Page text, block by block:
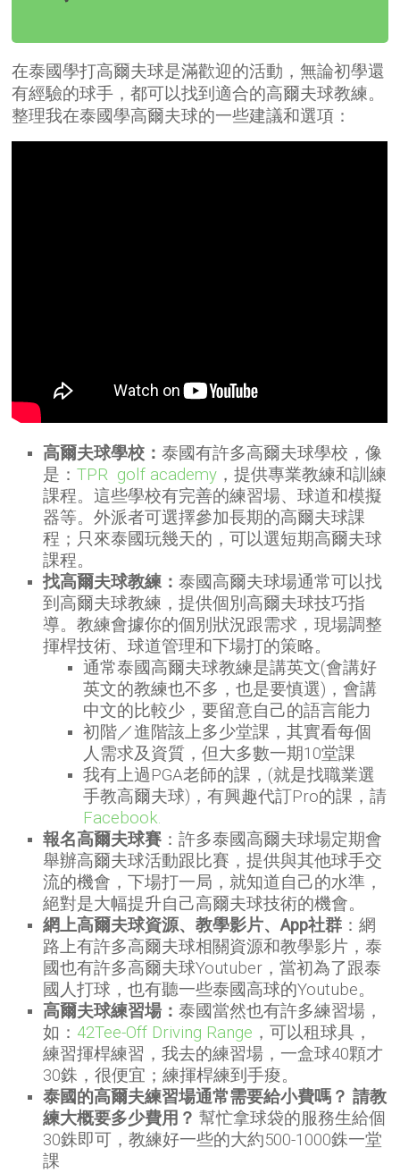
在泰國學打高爾夫球是滿歡迎的活動，無論初學還
有經驗的球手，都可以找到適合的高爾夫球教練。
整理我在泰國學高爾夫球的一些建議和選項：
高爾夫球學校：泰國有許多高爾夫球學校，像
是：TPR golf academy ，提供專業教練和訓練
課程。這些學校有完善的練習場、球道和模擬
器等。外派者可選擇參加長期的高爾夫球課
程；只來泰國玩幾天的，可以選短期高爾夫球
課程。
找高爾夫球教練：泰國高爾夫球場通常可以找
到高爾夫球教練，提供個別高爾夫球技巧指
導。教練會據你的個別狀況跟需求，現場調整
揮桿技術、球道管理和下場打的策略。
通常泰國高爾夫球教練是講英文(會講好
英文的教練也不多，也是要慎選)，會講
中文的比較少，要留意自己的語言能力
初階／進階該上多少堂課，其實看每個
人需求及資質，但大多數一期10堂課
我有上過PGA老師的課，(就是找職業選
手教高爾夫球)，有興趣代訂Pro的課，請
Facebook.
報名高爾夫球賽 ：許多泰國高爾夫球場定期會
舉辦高爾夫球活動跟比賽，提供與其他球手交
流的機會，下場打一局，就知道自己的水準，
絕對是大幅提升自己高爾夫球技術的機會。
網上高爾夫球資源、教學影片、App社群 ：網
路上有許多高爾夫球相關資源和教學影片，泰
國也有許多高爾夫球Youtuber，當初為了跟泰
國人打球，也有聽一些泰國高球的Youtube。
高爾夫球練習場：泰國當然也有許多練習場，
如： 42Tee-Off Driving Range ，可以租球具，
練習揮桿練習，我去的練習場，一盒球40顆才
30銖，很便宜；練揮桿練到手痠。
泰國的高爾夫練習場通常需要給小費嗎？ 請教
練大概要多少費用？ 幫忙拿球袋的服務生給個
30銖即可，教練好一些的大約500-1000銖一堂
課